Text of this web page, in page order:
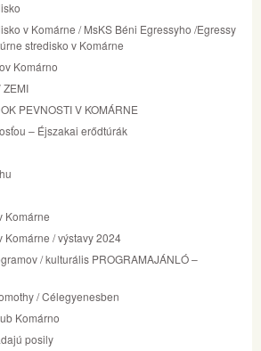
v Komárne / MsKS Béni Egressyho /Egressy
stredisko v Komárne
Komárno
ZEMI
PEVNOSTI V KOMÁRNE
– Éjszakai erődtúrák
Komárne
Komárne / výstavy 2024
/ kulturális PROGRAMAJÁNLÓ –
/ Célegyenesben
Komárno
posily